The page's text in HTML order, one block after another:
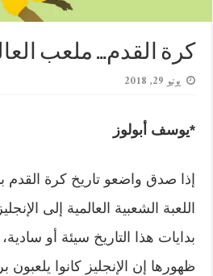
كرة القدم… ملعب
يونيو 29, 2018
*يوسف أبولوز
إذا صدق واضعو تاريخ كرة القدم
اللعبة الشعبية العالمية إلى
بدايات هذا التاريخ سيئة أو
ظهورها إن الإنجليز كانوا